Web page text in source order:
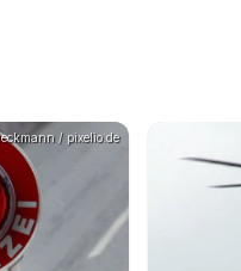
/ pixelio.de